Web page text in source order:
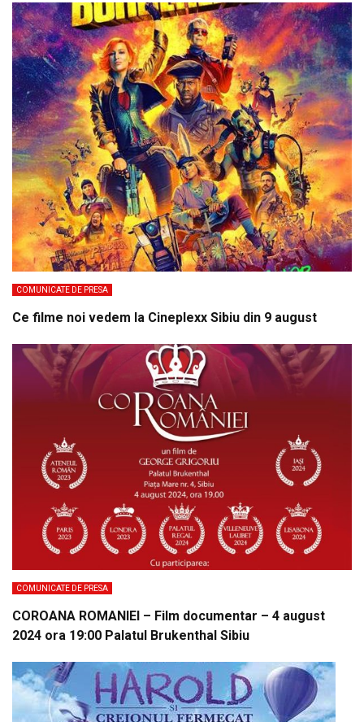
COMUNICATE DE PRESA
Ce filme noi vedem la Cineplexx Sibiu din 9 august
COMUNICATE DE PRESA
COROANA ROMANIEI – Film documentar – 4 august
2024 ora 19:00 Palatul Brukenthal Sibiu